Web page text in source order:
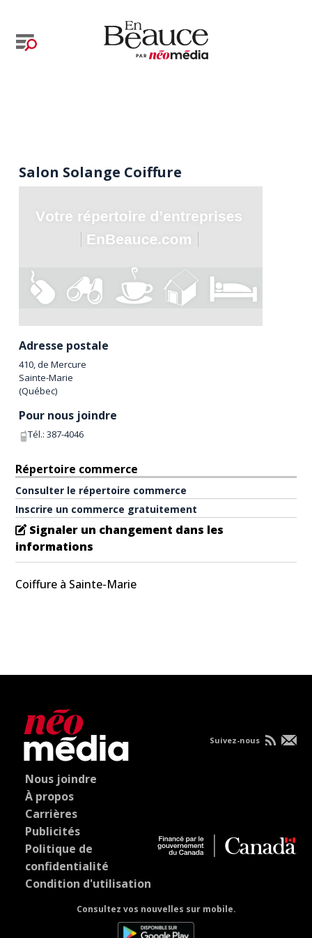
Salon Solange Coiffure
Adresse postale
410, de Mercure
Sainte-Marie
(Québec)
Pour nous joindre
Tél.:387-4046
Répertoire commerce
Consulter le répertoire commerce
Inscrire un commerce gratuitement
Signaler un changement dans les
informations
Coiffure à Sainte-Marie
Nous joindre
À propos
Carrières
Publicités
Politique de
confidentialité
Condition d'utilisation
Consultez vos nouvelles sur mobile.
Suivez-nous